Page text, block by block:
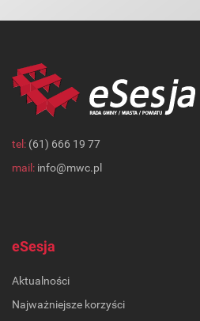
tel: (61) 666 19 77
mail: info@mwc.pl
eSesja
Aktualności
Najważniejsze korzyści